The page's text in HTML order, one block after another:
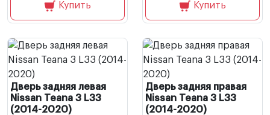
Купить Купить
Дверь задняя левая
Nissan Teana 3 L33
(2014-2020)
Дверь задняя правая
Nissan Teana 3 L33
(2014-2020)